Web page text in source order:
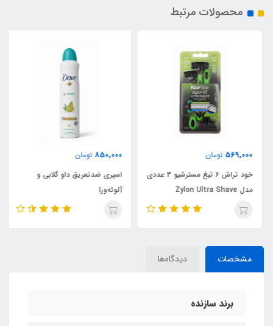
محصولات مرتبط
569,000 تومان
خود تراش 6 تیغ مسترشیو 3 عددی
مدل Zylon Ultra Shave
850,000 تومان
اسپری ضدتعریق داو گلابی و
آلوئه‌ورا
مشخصات دیدگاه‌ها
برند سازنده